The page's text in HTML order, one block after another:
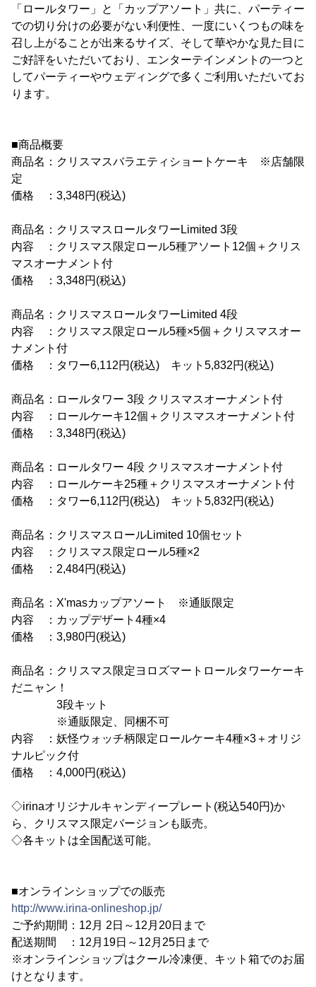
「ロールタワー」と「カップアソート」共に、パーティー
での切り分けの必要がない利便性、一度にいくつもの味を
召し上がることが出来るサイズ、そして華やかな見た目に
ご好評をいただいており、エンターテインメントの一つと
してパーティーやウェディングで多くご利用いただいてお
ります。
■商品概要
商品名：クリスマスバラエティショートケーキ ※店舗限
定
価格 ：3,348円(税込)
商品名：クリスマスロールタワーLimited 3段
内容 ：クリスマス限定ロール5種アソート12個＋クリス
マスオーナメント付
価格 ：3,348円(税込)
商品名：クリスマスロールタワーLimited 4段
内容 ：クリスマス限定ロール5種×5個＋クリスマスオー
ナメント付
価格 ：タワー6,112円(税込) キット5,832円(税込)
商品名：ロールタワー 3段 クリスマスオーナメント付
内容 ：ロールケーキ12個＋クリスマスオーナメント付
価格 ：3,348円(税込)
商品名：ロールタワー 4段 クリスマスオーナメント付
内容 ：ロールケーキ25種＋クリスマスオーナメント付
価格 ：タワー6,112円(税込) キット5,832円(税込)
商品名：クリスマスロールLimited 10個セット
内容 ：クリスマス限定ロール5種×2
価格 ：2,484円(税込)
商品名：X'masカップアソート ※通販限定
内容 ：カップデザート4種×4
価格 ：3,980円(税込)
商品名：クリスマス限定ヨロズマートロールタワーケーキ
だニャン！
3段キット
※通販限定、同梱不可
内容 ：妖怪ウォッチ柄限定ロールケーキ4種×3＋オリジ
ナルピック付
価格 ：4,000円(税込)
◇irinaオリジナルキャンディープレート(税込540円)か
ら、クリスマス限定バージョンも販売。
◇各キットは全国配送可能。
■オンラインショップでの販売
http://www.irina-onlineshop.jp/
ご予約期間：12月 2日～12月20日まで
配送期間 ：12月19日～12月25日まで
※オンラインショップはクール冷凍便、キット箱でのお届
けとなります。